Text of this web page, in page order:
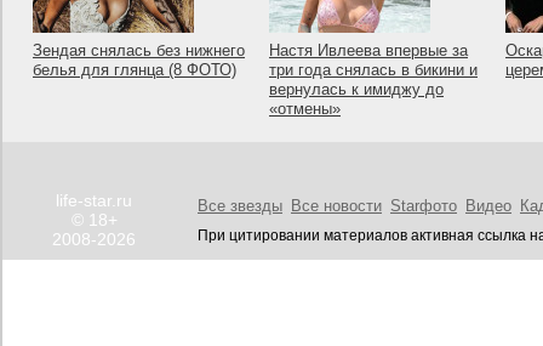
Зендая снялась без нижнего
белья для глянца (8 ФОТО)
Настя Ивлеева впервые за
три года снялась в бикини и
вернулась к имиджу до
«отмены»
life-star.ru
© 18+
2008-2026
Все звезды Все новости Starфото Видео
При цитировании материалов активная ссылка